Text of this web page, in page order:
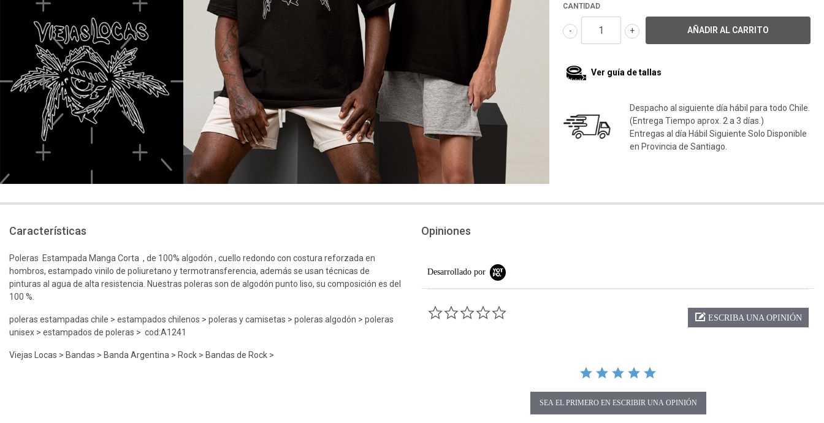
CANTIDAD
+
-
Ver guía de tallas
Despacho al siguiente día hábil para todo Chile.
(Entrega Tiempo aprox. 2 a 3 días.)
Entregas al día Hábil Siguiente Solo Disponible
en Provincia de Santiago.
Características
Poleras Estampada Manga Corta , de 100% algodón , cuello redondo con costura reforzada en
hombros, estampado vinilo de poliuretano y termotransferencia, además se usan técnicas de
pinturas al agua de alta resistencia. Nuestras poleras son de algodón punto liso, su composición es del
100 %.
poleras estampadas chile > estampados chilenos > poleras y camisetas > poleras algodón > poleras
unisex > estampados de poleras > cod:A1241
Viejas Locas > Bandas > Banda Argentina > Rock > Bandas de Rock >
Opiniones
Desarrollado por
ESCRIBA UNA OPINIÓN
SEA EL PRIMERO EN ESCRIBIR UNA OPINIÓN